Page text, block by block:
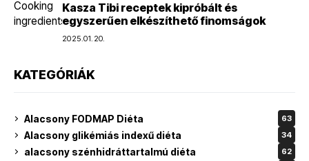
Kasza Tibi receptek kipróbált és
egyszerűen elkészíthető finomságok
2025.01.20.
KATEGÓRIÁK
Alacsony FODMAP Diéta 63
Alacsony glikémiás indexű diéta 34
alacsony szénhidráttartalmú diéta 62